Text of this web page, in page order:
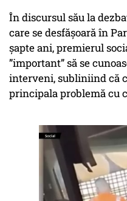
În discursul său la
care se desfășoară în
șapte ani, premierul
”important” să se
interveni, subliniind că
principala problemă cu